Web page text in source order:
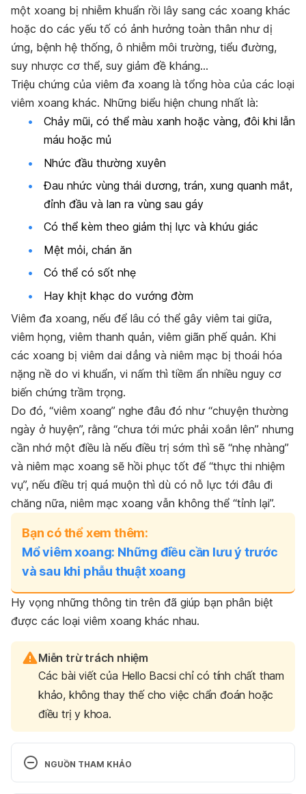
một xoang bị nhiễm khuẩn rồi lây sang các xoang khác
hoặc do các yếu tố có ảnh hưởng toàn thân như dị
ứng, bệnh hệ thống, ô nhiễm môi trường, tiểu đường,
suy nhược cơ thể, suy giảm đề kháng…
Triệu chứng của viêm đa xoang là tổng hòa của các loại
viêm xoang khác. Những biểu hiện chung nhất là:
Chảy mũi, có thể màu xanh hoặc vàng, đôi khi lẫn
máu hoặc mủ
Nhức đầu thường xuyên
Đau nhức vùng thái dương, trán, xung quanh mắt,
đỉnh đầu và lan ra vùng sau gáy
Có thể kèm theo giảm thị lực và khứu giác
Mệt mỏi, chán ăn
Có thể có sốt nhẹ
Hay khịt khạc do vướng đờm
Viêm đa xoang, nếu để lâu có thể gây viêm tai giữa,
viêm họng, viêm thanh quản, viêm giãn phế quản. Khi
các xoang bị viêm dai dẳng và niêm mạc bị thoái hóa
nặng nề do vi khuẩn, vi nấm thì tiềm ẩn nhiều nguy cơ
biến chứng trầm trọng.
Do đó, “viêm xoang” nghe đâu đó như “chuyện thường
ngày ở huyện”, rằng “chưa tới mức phải xoắn lên” nhưng
cần nhớ một điều là nếu điều trị sớm thì sẽ “nhẹ nhàng”
và niêm mạc xoang sẽ hồi phục tốt để “thực thi nhiệm
vụ”, nếu điều trị quá muộn thì dù có nỗ lực tới đâu đi
chăng nữa, niêm mạc xoang vẫn không thể “tỉnh lại”.
Bạn có thể xem thêm:
Mổ viêm xoang: Những điều cần lưu ý trước
và sau khi phẫu thuật xoang
Hy vọng những thông tin trên đã giúp bạn phân biệt
được các loại viêm xoang khác nhau.
Miễn trừ trách nhiệm
Các bài viết của Hello Bacsi chỉ có tính chất tham
khảo, không thay thế cho việc chẩn đoán hoặc
điều trị y khoa.
NGUỒN THAM KHẢO